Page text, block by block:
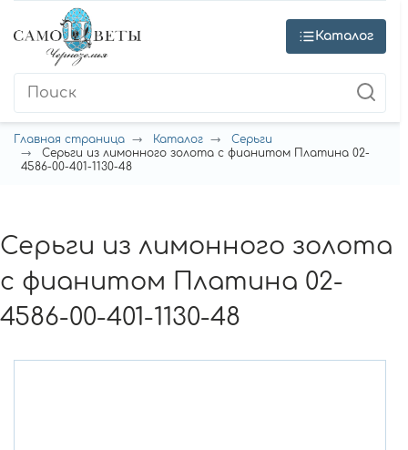
Каталог
Главная страница Каталог
Серьги
Серьги из лимонного золота с фианитом Платина 02-
4586-00-401-1130-48
Серьги из лимонного золота
с фианитом Платина 02-
4586-00-401-1130-48